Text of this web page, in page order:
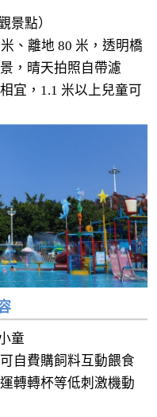
景點）
、離地 80 米，透明橋
，晴天拍照自帶濾
宜，1.1 米以上兒童可
童
自費購飼料互動餵食
轉轉杯等低刺激機動